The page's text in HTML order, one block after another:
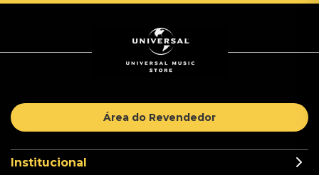
Área do Revendedor
Institucional